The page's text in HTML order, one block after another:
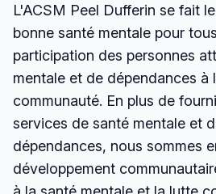
L'ACSM Peel Dufferin se fait
bonne santé mentale pour
participation des personnes
mentale et de dépendances à
communauté. En plus de
services de santé mentale et
dépendances, nous sommes
développement